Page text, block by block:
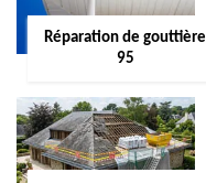
Réparation de gouttière
95